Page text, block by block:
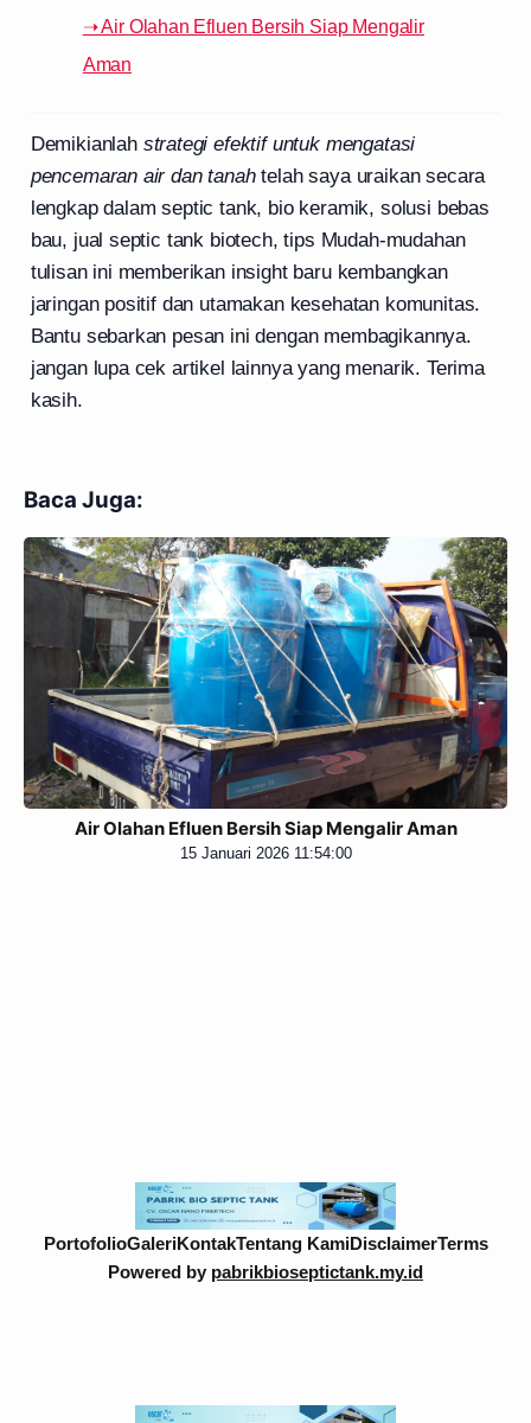
➝ Air Olahan Efluen Bersih Siap Mengalir
Aman
Demikianlah strategi efektif untuk mengatasi
pencemaran air dan tanahtelah saya uraikan secara
lengkap dalam septic tank, bio keramik, solusi bebas
bau, jual septic tank biotech, tips Mudah-mudahan
tulisan ini memberikan insight baru kembangkan
jaringan positif dan utamakan kesehatan komunitas.
Bantu sebarkan pesan ini dengan membagikannya.
jangan lupa cek artikel lainnya yang menarik. Terima
kasih.
Baca Juga:
Air Olahan Efluen Bersih Siap Mengalir Aman
15 Januari 2026 11:54:00
PortofolioGaleriKontakTentang KamiDisclaimerTerms
Powered by pabrikbioseptictank.my.id